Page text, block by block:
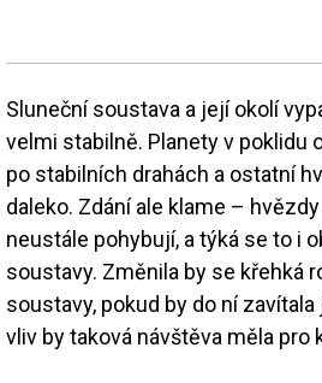
Sluneční soustava a její okolí
velmi stabilně. Planety v poklidu
po stabilních drahách a ostatní
daleko. Zdání ale klame –
neustále pohybují, a týká se to i
soustavy. Změnila by se křehká
soustavy, pokud by do ní
vliv by taková návštěva měla pro